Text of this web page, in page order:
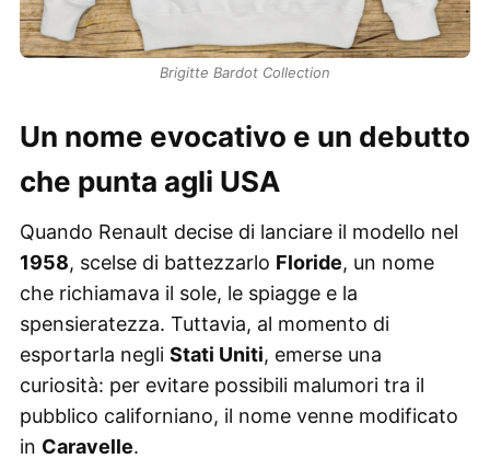
Brigitte Bardot Collection
Un nome evocativo e un debutto
che punta agli USA
Quando Renault decise di lanciare il modello nel
1958, scelse di battezzarlo Floride, un nome
che richiamava il sole, le spiagge e la
spensieratezza. Tuttavia, al momento di
esportarla negli Stati Uniti, emerse una
curiosità: per evitare possibili malumori tra il
pubblico californiano, il nome venne modificato
in Caravelle.